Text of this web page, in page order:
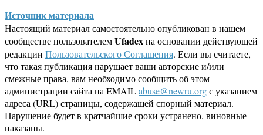
Источник материала
Настоящий материал самостоятельно опубликован в нашем
сообществе пользователемUfadexна основании действующей
редакции Пользовательского Соглашения. Если вы считаете,
что такая публикация нарушает ваши авторские и/или
смежные права, вам необходимо сообщить об этом
администрации сайта на EMAILabuse@newru.orgс указанием
адреса (URL) страницы, содержащей спорный материал.
Нарушение будет в кратчайшие сроки устранено, виновные
наказаны.